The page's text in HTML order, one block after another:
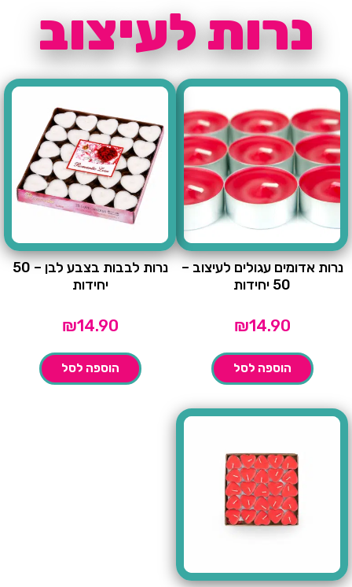
נרות לעיצוב
נרות אדומים עגולים לעיצוב –
50 יחידות
₪14.90
הוספה לסל
נרות לבבות בצבע לבן – 50
יחידות
₪14.90
הוספה לסל